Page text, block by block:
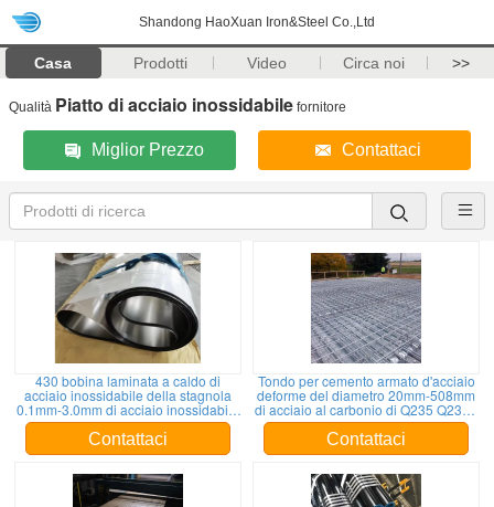
Shandong HaoXuan Iron&Steel Co.,Ltd
Casa Prodotti Video Circa noi >>
Qualità Piatto di acciaio inossidabile fornitore
Miglior Prezzo Contattaci
430 bobina laminata a caldo di
acciaio inossidabile della stagnola
0.1mm-3.0mm di acciaio inossidabile
201
Contattaci
Tondo per cemento armato d'acciaio
deforme del diametro 20mm-508mm
di acciaio al carbonio di Q235 Q235B
Antivari
Contattaci